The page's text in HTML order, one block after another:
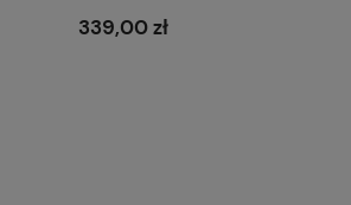
339,00 zł